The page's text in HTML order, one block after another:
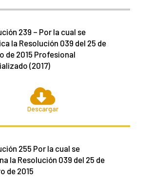
239 – Por la cual se
la Resolución 039 del 25 de
de 2015 Profesional
(2017)

Descargar
255 Por la cual se
la Resolución 039 del 25 de
de 2015